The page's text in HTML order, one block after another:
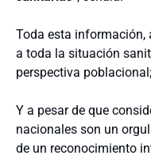
Toda esta información,
a toda la situación
perspectiva
Y a pesar de que
nacionales son un
de un reconocimiento